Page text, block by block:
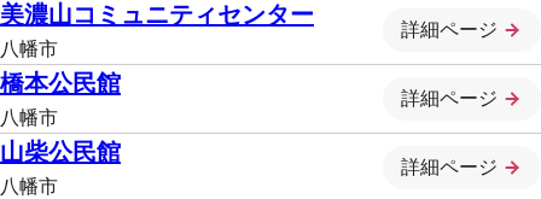
美濃山コミュニティセンター
八幡市
詳細ページ
橋本公民館
八幡市
詳細ページ
山柴公民館
八幡市
詳細ページ